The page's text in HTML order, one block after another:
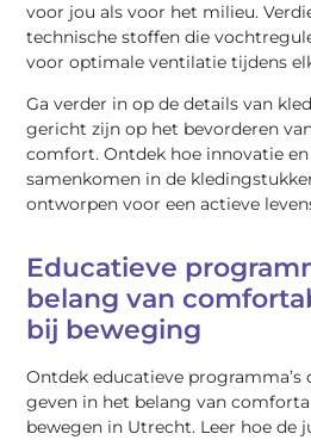
voor jou als voor het milieu.
technische stoffen die
voor optimale ventilatie tijdens
Ga verder in op de details van
gericht zijn op het bevorderen
comfort. Ontdek hoe innovatie
samenkomen in de
ontworpen voor een actieve
Educatieve
belang van
bij beweging
Ontdek educatieve programma’s
geven in het belang van
bewegen in Utrecht. Leer hoe de